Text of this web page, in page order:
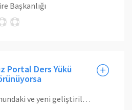
Başkanlığı
Portal Ders Yükü
Portal Ders Yükü formundaki ve yeni geliştirilen bir çok BİDB uygulamasındaki Akademik Ünvan bilgileriniz personel otomasyonundan gelmektedir. Eğer formda görünen akademik ünvan bilginiz hatalı ise, biriminiz personel (özlük) bürosundan ilgili güncelemeyi yaptırmanız gerekmektedir. Ek ders ödemeleri, kadro ünvanına göre değil akademik ünvana göre yapılmaktadır. Bu nedenle bulunduğunuz kadro ünvanı ne olursa olsun, geçerli akademik ünvanınızın güncel ve doğru olduğunu lütfen kontrol ediniz, değilse düzelttiriniz.